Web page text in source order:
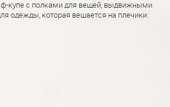
купе с полками для вещей, выдвижными
одежды, которая вешается на плечики.